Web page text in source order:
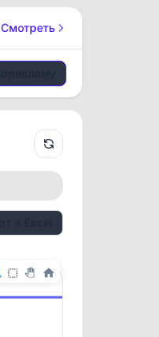
Смотреть